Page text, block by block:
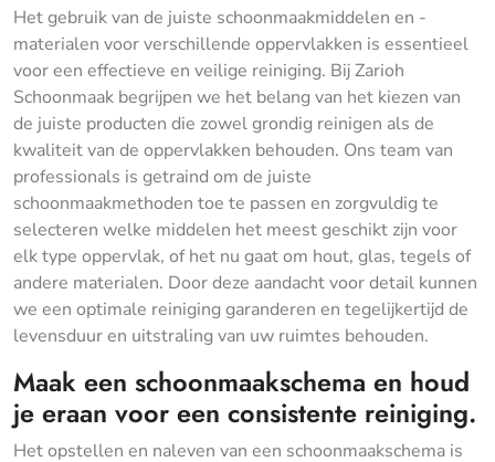
Het gebruik van de juiste schoonmaakmiddelen en -
materialen voor verschillende oppervlakken is essentieel
voor een effectieve en veilige reiniging. Bij Zarioh
Schoonmaak begrijpen we het belang van het kiezen van
de juiste producten die zowel grondig reinigen als de
kwaliteit van de oppervlakken behouden. Ons team van
professionals is getraind om de juiste
schoonmaakmethoden toe te passen en zorgvuldig te
selecteren welke middelen het meest geschikt zijn voor
elk type oppervlak, of het nu gaat om hout, glas, tegels of
andere materialen. Door deze aandacht voor detail kunnen
we een optimale reiniging garanderen en tegelijkertijd de
levensduur en uitstraling van uw ruimtes behouden.
Maak een schoonmaakschema en houd
je eraan voor een consistente reiniging.
Het opstellen en naleven van een schoonmaakschema is